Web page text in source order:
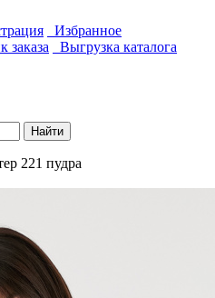
Избранное
заказа
Выгрузка каталога
Найти
221 пудра